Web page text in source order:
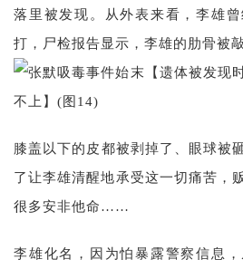
落里被发现。从外表来看，李雄
打，尸检报告显示，李雄的肋骨被
膝盖以下的皮都被剥掉了、眼球
了让李雄清醒地承受这一切痛苦，
很多安非他命……
李雄化名，因为怕暴露警察信息